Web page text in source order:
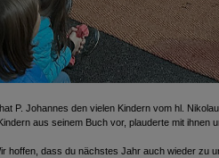
P. Johannes den vielen Kindern vom hl.
aus seinem Buch vor, plauderte mit ihnen
hoffen, dass du nächstes Jahr auch wieder zu